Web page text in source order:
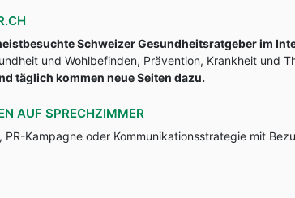
Schweizer Gesundheitsratgeber im
und Wohlbefinden, Prävention, Krankheit und
täglich kommen neue Seiten dazu.
AUF SPRECHZIMMER
PR-Kampagne oder Kommunikationsstrategie mit